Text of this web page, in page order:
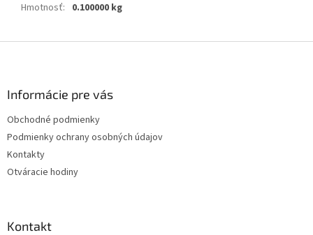
Hmotnosť: 0.100000 kg
Informácie pre vás
Obchodné podmienky
Podmienky ochrany osobných údajov
Kontakty
Otváracie hodiny
Kontakt